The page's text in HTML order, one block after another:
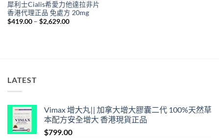
犀利士Cialis希愛力他達拉非片
香港代理正品 免處方 20mg
$419.00 – $2,629.00Price
LATEST
Vimax 增大丸|| 加拿大增大膠囊二代 100%天然草
本配方安全增大 香港現貨正品
$799.00